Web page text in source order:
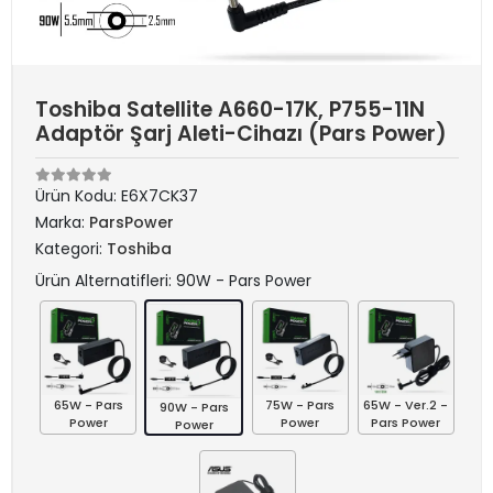
Toshiba Satellite A660-17K, P755-11N
Adaptör Şarj Aleti-Cihazı (Pars Power)
Ürün Kodu: E6X7CK37
Marka: ParsPower
Kategori: Toshiba
Ürün Alternatifleri: 90W - Pars Power
65W - Pars
Power
90W - Pars
Power
75W - Pars
Power
65W - Ver.2 -
Pars Power